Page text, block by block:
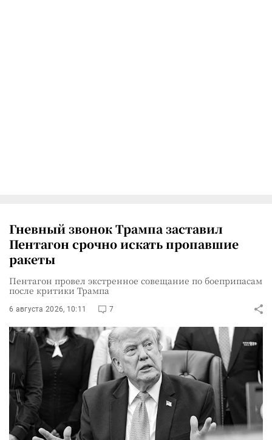
Гневный звонок Трампа заставил
Пентагон срочно искать пропавшие
ракеты
Пентагон провел экстренное совещание по боеприпасам
после критики Трампа
6 августа 2026, 10:11 7